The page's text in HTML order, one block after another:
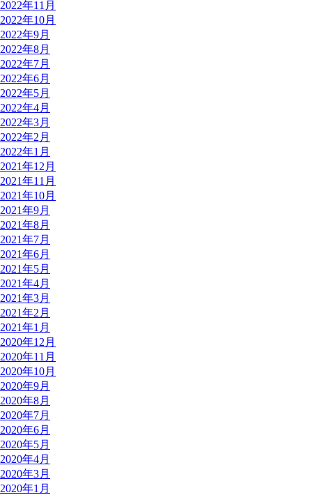
2022年11月
2022年10月
2022年9月
2022年8月
2022年7月
2022年6月
2022年5月
2022年4月
2022年3月
2022年2月
2022年1月
2021年12月
2021年11月
2021年10月
2021年9月
2021年8月
2021年7月
2021年6月
2021年5月
2021年4月
2021年3月
2021年2月
2021年1月
2020年12月
2020年11月
2020年10月
2020年9月
2020年8月
2020年7月
2020年6月
2020年5月
2020年4月
2020年3月
2020年1月